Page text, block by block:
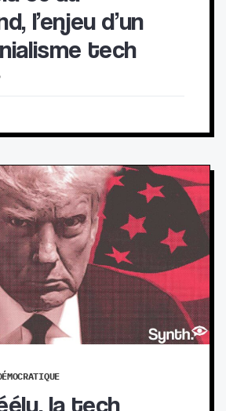
l’enjeu d’un
tech
la tech